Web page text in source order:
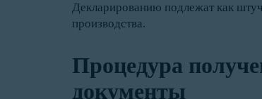
Декларированию подлежат как
производства.
Процедура
документы